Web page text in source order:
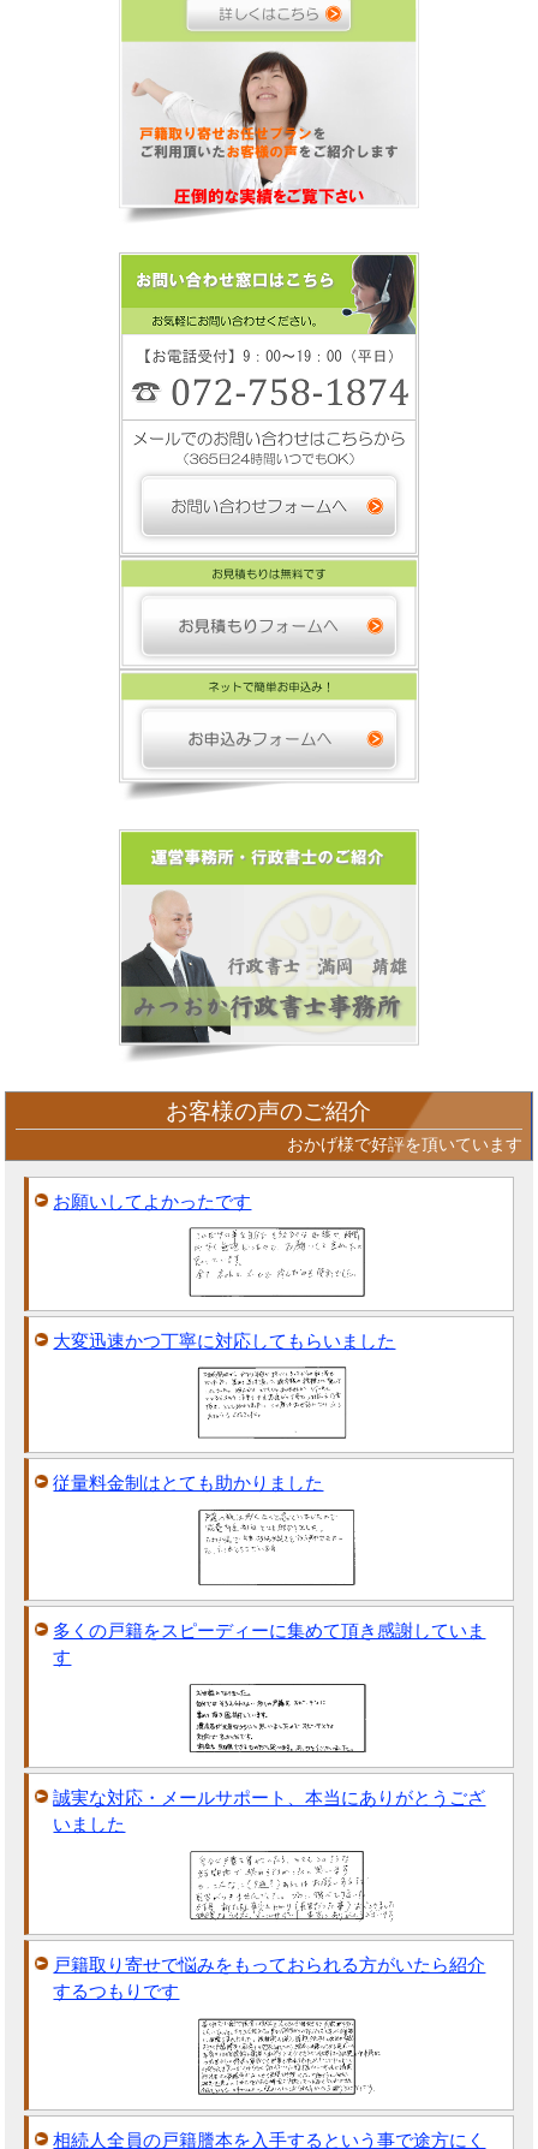
お客様の声のご紹介
おかげ様で好評を頂いています
お願いしてよかったです
大変迅速かつ丁寧に対応してもらいました
従量料金制はとても助かりました
多くの戸籍をスピーディーに集めて頂き感謝していま
す
誠実な対応・メールサポート、本当にありがとうござ
いました
戸籍取り寄せで悩みをもっておられる方がいたら紹介
するつもりです
相続人全員の戸籍謄本を入手するという事で途方にく